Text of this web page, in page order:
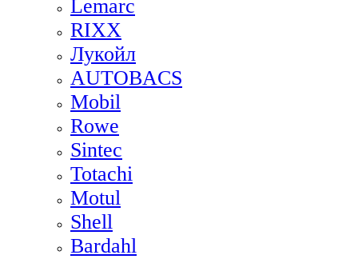
Lemarc
RIXX
Лукойл
AUTOBACS
Mobil
Rowe
Sintec
Totachi
Motul
Shell
Bardahl